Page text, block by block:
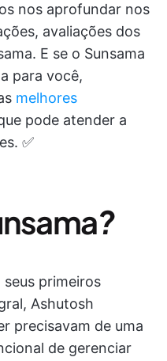
nos aprofundar nos
avaliações dos
E se o Sunsama
para você,
melhores
pode atender a
✅
?
primeiros
Ashutosh
precisavam de uma
de gerenciar